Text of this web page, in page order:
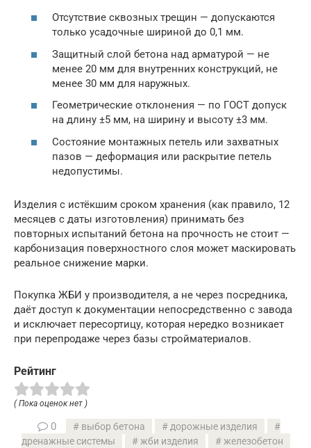
Отсутствие сквозных трещин — допускаются
только усадочные шириной до 0,1 мм.
Защитный слой бетона над арматурой — не
менее 20 мм для внутренних конструкций, не
менее 30 мм для наружных.
Геометрические отклонения — по ГОСТ допуск
на длину ±5 мм, на ширину и высоту ±3 мм.
Состояние монтажных петель или захватных
пазов — деформация или раскрытие петель
недопустимы.
Изделия с истёкшим сроком хранения (как правило, 12
месяцев с даты изготовления) принимать без
повторных испытаний бетона на прочность не стоит —
карбонизация поверхностного слоя может маскировать
реальное снижение марки.
Покупка ЖБИ у производителя, а не через посредника,
даёт доступ к документации непосредственно с завода
и исключает пересортицу, которая нередко возникает
при перепродаже через базы стройматериалов.
Рейтинг
( Пока оценок нет )
0 выбор бетона
дорожные изделия
дренажные системы
жби изделия
железобетон